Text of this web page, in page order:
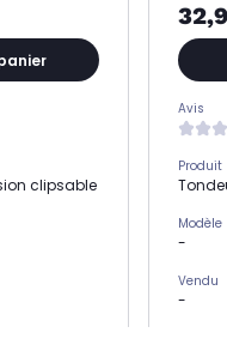
clipsable
Avis
Produit
Modèle
-
Vendu
-